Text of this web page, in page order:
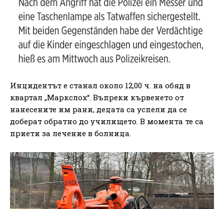
Инцидентът е станал около 12,00 ч. на обяд в
квартал „Маркслох“. Въпреки кървенето от
нанесените им рани, децата са успели да се
доберат обратно до училището. В момента те са
приети за лечение в болница.